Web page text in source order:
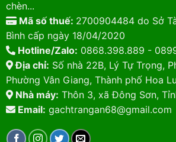
chèn...
Mã số thuế: 2700904484 do Sở
Bình cấp ngày 18/04/2020
Hotline/Zalo: 0868.398.889 -
Địa chỉ: Số nhà 22B, Lý Tự Trọng,
Phường Vân Giang, Thành phố Hoa
Nhà máy: Thôn 3, xã Đông Sơn,
Email: gachtrangan68@gmail.com